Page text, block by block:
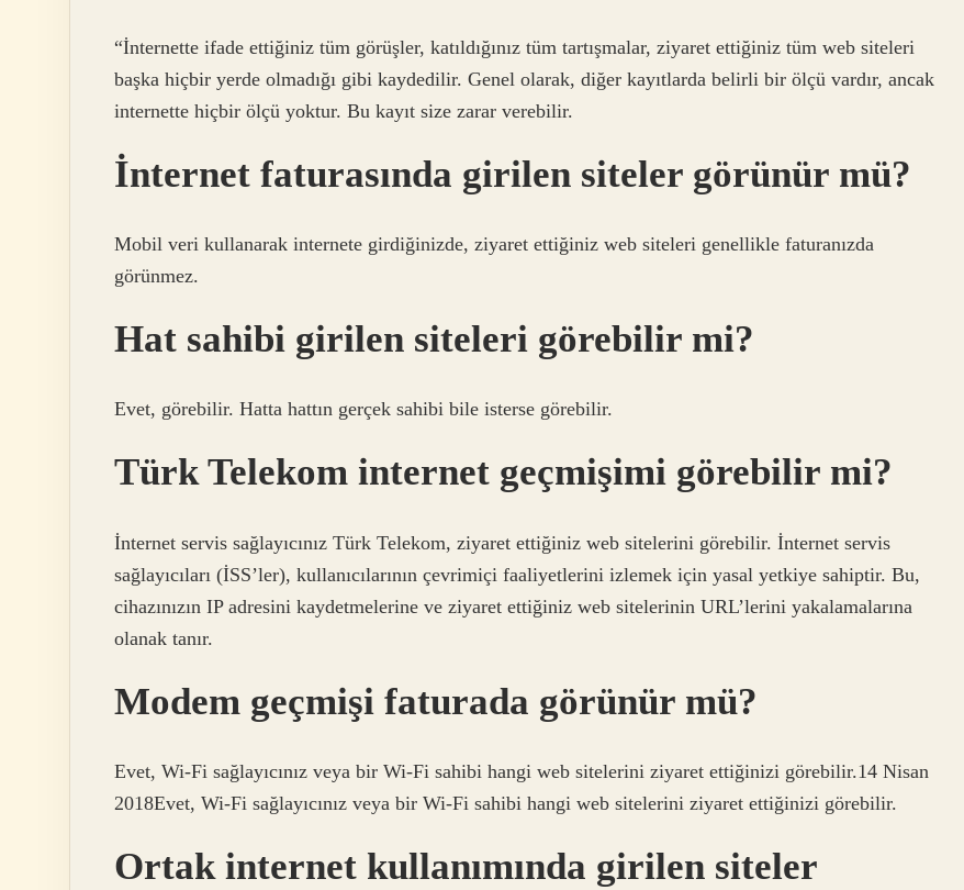
“İnternette ifade ettiğiniz tüm görüşler, katıldığınız tüm tartışmalar, ziyaret ettiğiniz tüm web siteleri
başka hiçbir yerde olmadığı gibi kaydedilir. Genel olarak, diğer kayıtlarda belirli bir ölçü vardır, ancak
internette hiçbir ölçü yoktur. Bu kayıt size zarar verebilir.
İnternet faturasında girilen siteler görünür mü?
Mobil veri kullanarak internete girdiğinizde, ziyaret ettiğiniz web siteleri genellikle faturanızda
görünmez.
Hat sahibi girilen siteleri görebilir mi?
Evet, görebilir. Hatta hattın gerçek sahibi bile isterse görebilir.
Türk Telekom internet geçmişimi görebilir mi?
İnternet servis sağlayıcınız Türk Telekom, ziyaret ettiğiniz web sitelerini görebilir. İnternet servis
sağlayıcıları (İSS’ler), kullanıcılarının çevrimiçi faaliyetlerini izlemek için yasal yetkiye sahiptir. Bu,
cihazınızın IP adresini kaydetmelerine ve ziyaret ettiğiniz web sitelerinin URL’lerini yakalamalarına
olanak tanır.
Modem geçmişi faturada görünür mü?
Evet, Wi-Fi sağlayıcınız veya bir Wi-Fi sahibi hangi web sitelerini ziyaret ettiğinizi görebilir.14 Nisan
2018Evet, Wi-Fi sağlayıcınız veya bir Wi-Fi sahibi hangi web sitelerini ziyaret ettiğinizi görebilir.
Ortak internet kullanımında girilen siteler